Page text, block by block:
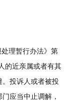
理暂行办法》第
的近亲属或者有其
。投诉人或者被投
应当中止调解，